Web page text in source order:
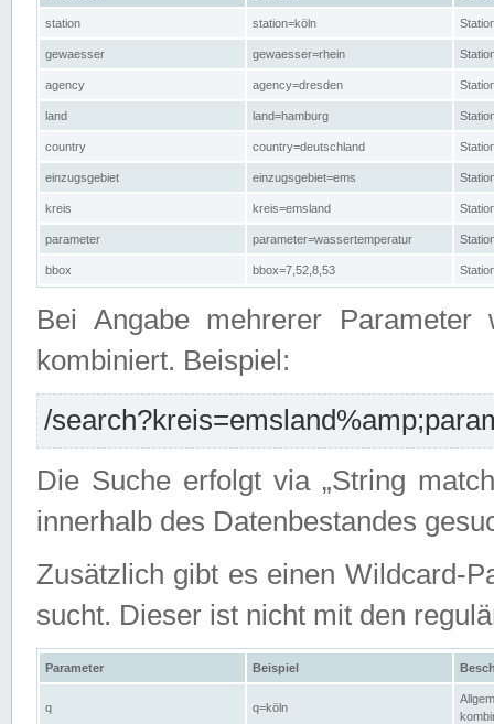
station station=köln
gewaesser gewaesser=rhein
agency agency=dresden
land land=hamburg
country country=deutschland
einzugsgebiet einzugsgebiet=ems
kreis kreis=emsland
parameter parameter=wassertemperatur
bbox bbox=7,52,8,53
Bei Angabe mehrerer Parameter
kombiniert. Beispiel:
/
Die Suche erfolgt via „String
innerhalb des Datenbestandes
Zusätzlich gibt es einen Wildcard-
sucht. Dieser ist nicht mit den
Parameter Beispiel
q q=köln